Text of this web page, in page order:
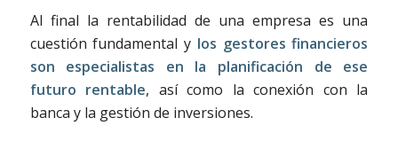
Al final la rentabilidad de una empresa es una
cuestión fundamental y los gestores financieros
son especialistas en la planificación de ese
futuro rentable, así como la conexión con la
banca y la gestión de inversiones.